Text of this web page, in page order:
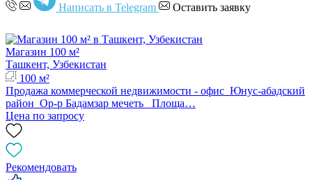
Написать в Telegram Оставить заявку
Магазин 100 м²
Ташкент, Узбекистан
100 м²
Продажа коммерческой недвижимости - офис Юнус-абадский
район Ор-р Бадамзар мечеть Площа…
Цена по запросу
Рекомендовать